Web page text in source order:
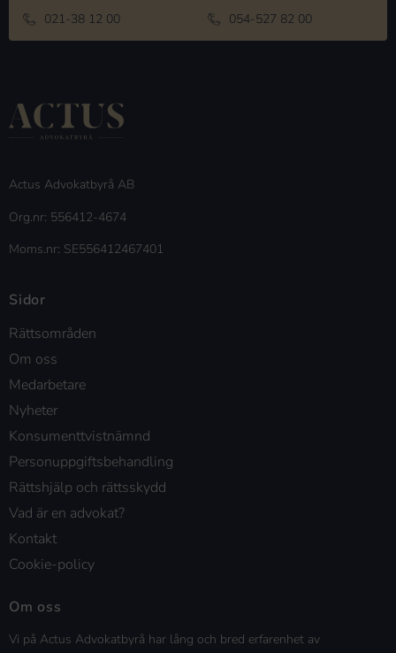
021-38 12 00
054-527 82 00
Actus Advokatbyrå AB
Org.nr: 556412-4674
Moms.nr: SE556412467401
Sidor
Rättsområden
Om oss
Medarbetare
Nyheter
Konsumenttvistnämnd
Personuppgiftsbehandling
Rättshjälp och rättsskydd
Vad är en advokat?
Kontakt
Cookie-policy
Om oss
Vi på Actus Advokatbyrå har lång och bred erfarenhet av